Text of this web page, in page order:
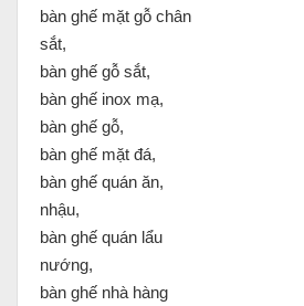
bàn ghế mặt gỗ chân
sắt,
bàn ghế gỗ sắt,
bàn ghế inox mạ,
bàn ghế gỗ,
bàn ghế mặt đá,
bàn ghế quán ăn,
nhậu,
bàn ghế quán lẩu
nướng,
bàn ghế nhà hàng